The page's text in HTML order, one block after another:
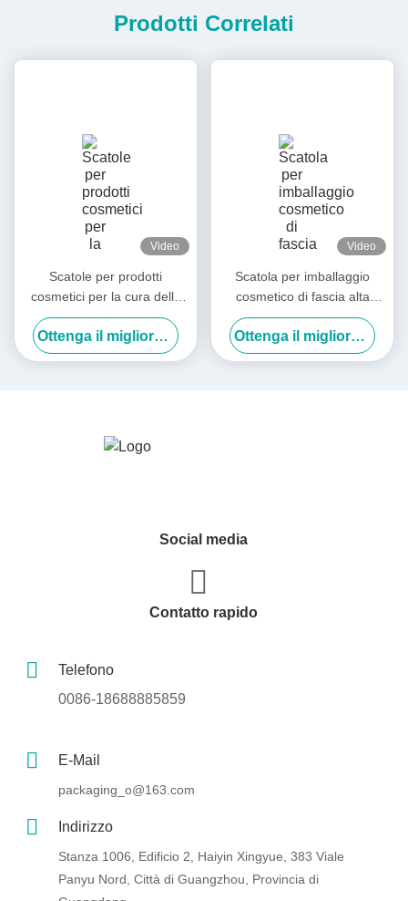
Prodotti Correlati
Video
Scatole per prodotti
cosmetici per la cura della
salute liquida orale Scatole
per prodotti per la cura della
salute liquida scatola regalo
Ottenga il migliore prezzo
Video
Scatola per imballaggio
cosmetico di fascia alta
personalizzata in fabbrica
Maschera / Lozione / Acqua
Essenza / Rossetto
Ottenga il migliore prezzo
Social media
Contatto rapido
Telefono
0086-18688885859
E-Mail
packaging_o@163.com
Indirizzo
Stanza 1006, Edificio 2, Haiyin Xingyue, 383 Viale
Panyu Nord, Città di Guangzhou, Provincia di